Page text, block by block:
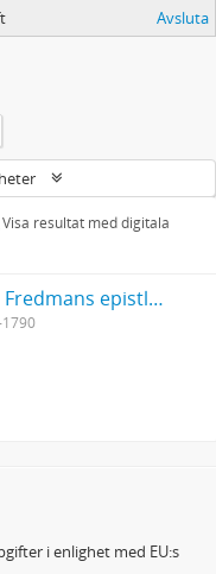
Avsluta
Visa resultat med digitala
Carl Michael Bellman: Fredmans epistlar [Nechers ex.]. Ep. 1-50
i enlighet med EU:s